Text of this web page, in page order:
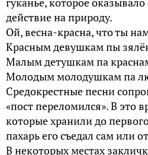
действие на природу.
Ой, весна-красна, что ты
Красным девушкам пы
Малым детушкам па
Молодым молодушкам па
Средокрестные песни
«пост переломился». В это
которые хранили до
пахарь его съедал сам или
В некоторых местах